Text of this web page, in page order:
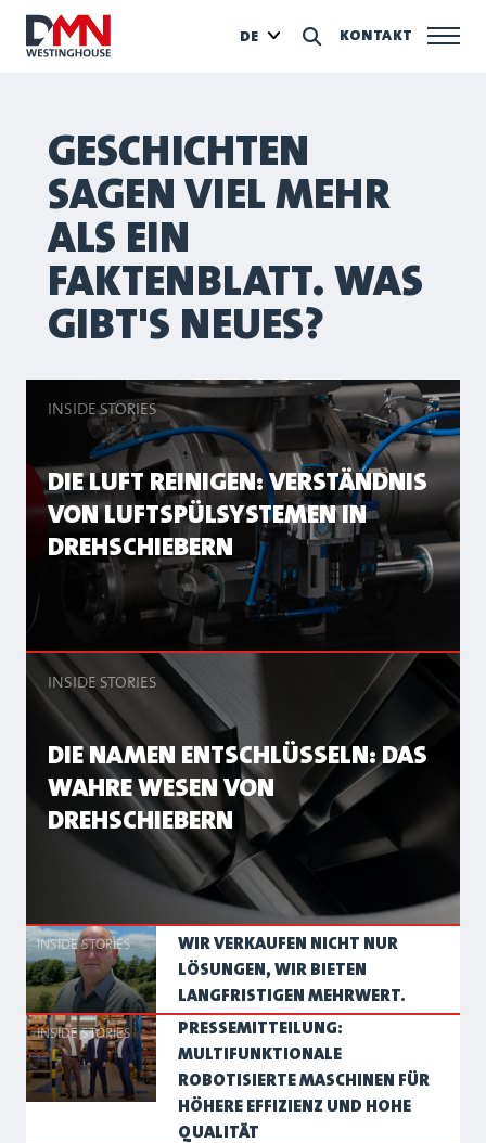
KONTAKT
DE
GESCHICHTEN
SAGEN VIEL MEHR
ALS EIN
FAKTENBLATT. WAS
GIBT'S NEUES?
INSIDE STORIES
DIE LUFT REINIGEN: VERSTÄNDNIS
VON LUFTSPÜLSYSTEMEN IN
DREHSCHIEBERN
INSIDE STORIES
DIE NAMEN ENTSCHLÜSSELN: DAS
WAHRE WESEN VON
DREHSCHIEBERN
INSIDE STORIES
WIR VERKAUFEN NICHT NUR
LÖSUNGEN, WIR BIETEN
LANGFRISTIGEN MEHRWERT.
INSIDE STORIES
PRESSEMITTEILUNG:
MULTIFUNKTIONALE
ROBOTISIERTE MASCHINEN FÜR
HÖHERE EFFIZIENZ UND HOHE
QUALITÄT